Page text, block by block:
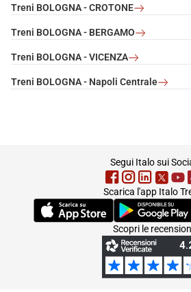
Treni BOLOGNA - CROTONE
Treni BOLOGNA - BERGAMO
Treni BOLOGNA - VICENZA
Treni BOLOGNA - Napoli Centrale
Segui Italo sui
Scarica l'app Italo
(Si apre in una nuova scheda)
(Si apre in una
Scopri le